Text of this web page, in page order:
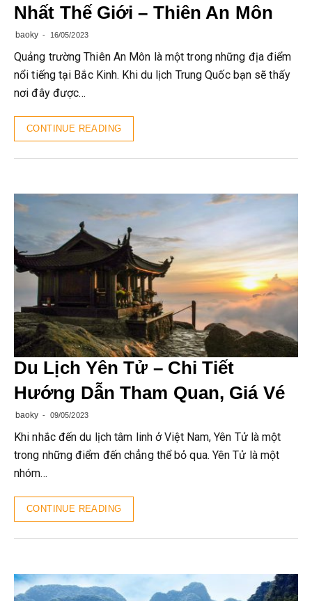
Nhất Thế Giới – Thiên An Môn
baoky 16/05/2023
Quảng trường Thiên An Môn là một trong những địa điểm
nổi tiếng tại Bắc Kinh. Khi du lịch Trung Quốc bạn sẽ thấy
nơi đây được…
CONTINUE READING
Du Lịch Yên Tử – Chi Tiết
Hướng Dẫn Tham Quan, Giá Vé
baoky 09/05/2023
Khi nhắc đến du lịch tâm linh ở Việt Nam, Yên Tử là một
trong những điểm đến chẳng thể bỏ qua. Yên Tử là một
nhóm…
CONTINUE READING